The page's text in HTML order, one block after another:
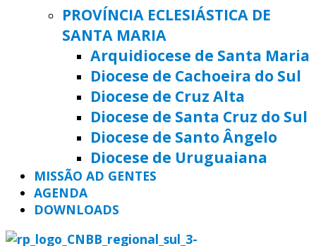
PROVÍNCIA ECLESIÁSTICA DE
SANTA MARIA
Arquidiocese de Santa Maria
Diocese de Cachoeira do Sul
Diocese de Cruz Alta
Diocese de Santa Cruz do Sul
Diocese de Santo Ângelo
Diocese de Uruguaiana
MISSÃO AD GENTES
AGENDA
DOWNLOADS